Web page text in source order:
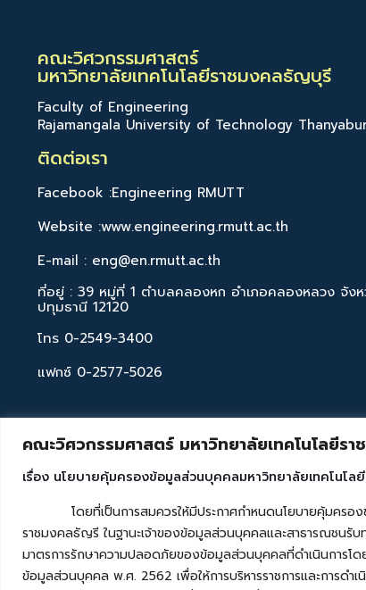
คณะวิศวกรรมศาสตร์ มหาวิทยาลัยเทคโนโลยีร
เรื่อง นโยบายคุ้มครองข้อมูลส่วนบุคคลมหาวิทยาลัยเทคโนโ
โดยที่เป็นการสมควรให้มีประกาศกำหนดนโยบายคุ้มครองข้
ราชมงคลธัญรี ในฐานะเจ้าของข้อมูลส่วนบุคคลและสาธารณชนรั
มาตรการรักษาความปลอดภัยของข้อมูลส่วนบุคคลที่ดำเนินการโ
ข้อมูลส่วนบุคคล พ.ศ. 2562 เพื่อให้การบริหารราชการและการดำ
คณะวิศวกรรมศาสตร์
มหาวิทยาลัยเทคโนโลยีราชมงคลธัญบุรี
Faculty of Engineering
Rajamangala University of Technology
ติดต่อเรา
Facebook :Engineering RMUTT
Website :www.engineering.rmutt.ac.th
E-mail : eng@en.rmutt.ac.th
ที่อยู่ : 39 หมู่ที่ 1 ตำบลคลองหก อำเภอคลองหลวง จัง
ปทุมธานี 12120
โทร 0-2549-3400
แฟกซ์ 0-2577-5026